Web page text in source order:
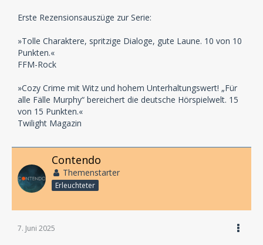
Erste Rezensionsauszüge zur Serie:
»Tolle Charaktere, spritzige Dialoge, gute Laune. 10 von 10
Punkten.«
FFM-Rock
»Cozy Crime mit Witz und hohem Unterhaltungswert! „Für
alle Fälle Murphy“ bereichert die deutsche Hörspielwelt. 15
von 15 Punkten.«
Twilight Magazin
Contendo
Themenstarter
Erleuchteter
7. Juni 2025